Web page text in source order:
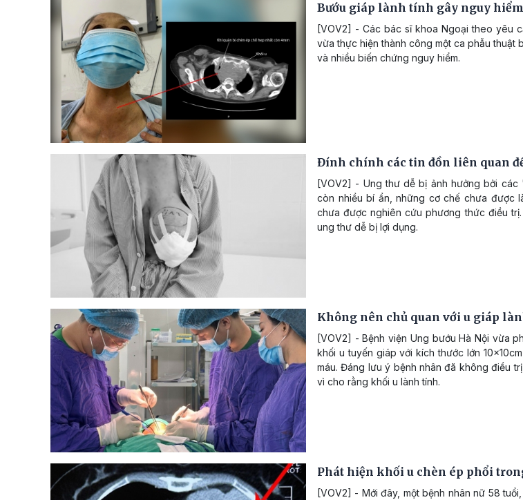
Bướu giáp lành tính gây nguy
[VOV2] - Các bác sĩ khoa Ngoại theo yêu
vừa thực hiện thành công một ca phẫu
và nhiều biến chứng nguy hiểm.
Đính chính các tin đồn liên quan
[VOV2] - Ung thư dễ bị ảnh hưởng bởi
còn nhiều bí ẩn, những cơ chế chưa được
chưa được nghiên cứu phương thức điều
ung thư dễ bị lợi dụng.
Không nên chủ quan với u giáp
[VOV2] - Bệnh viện Ung bướu Hà Nội vừa
khối u tuyến giáp với kích thước lớn
máu. Đáng lưu ý bệnh nhân đã không điều
vì cho rằng khối u lành tính.
Phát hiện khối u chèn ép phổi
[VOV2] - Mới đây, một bệnh nhân nữ 58